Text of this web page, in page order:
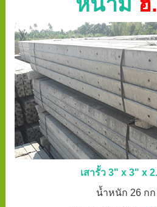
เสารั้ว 3" x 3" x
น้ำหนัก 26 ก